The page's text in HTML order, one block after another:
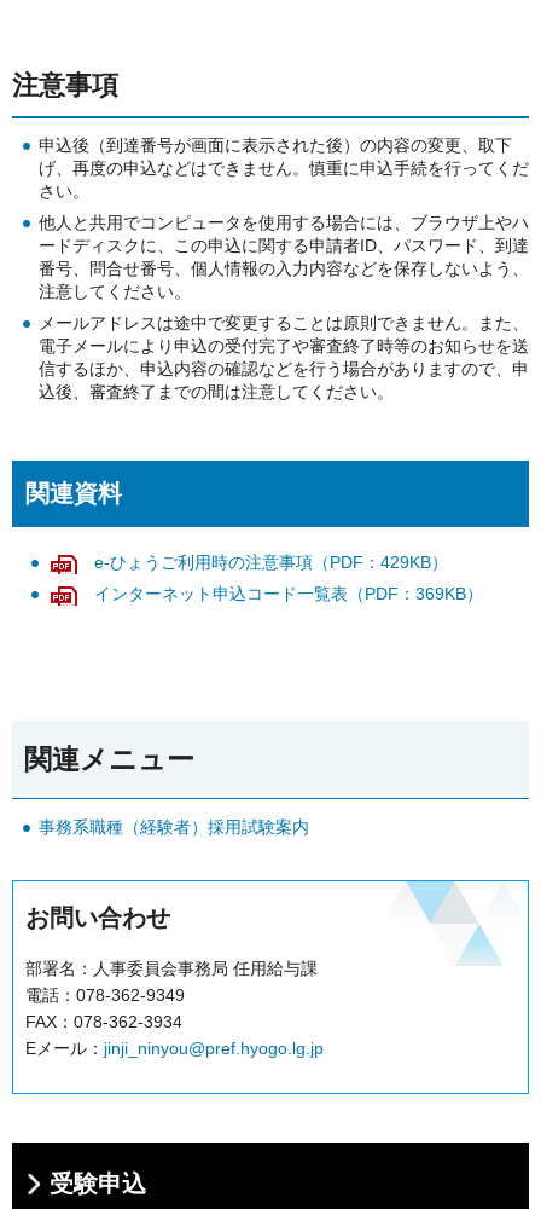
注意事項
申込後（到達番号が画面に表示された後）の内容の変更、取下
げ、再度の申込などはできません。慎重に申込手続を行ってくだ
さい。
他人と共用でコンピュータを使用する場合には、ブラウザ上やハ
ードディスクに、この申込に関する申請者ID、パスワード、到達
番号、問合せ番号、個人情報の入力内容などを保存しないよう、
注意してください。
メールアドレスは途中で変更することは原則できません。また、
電子メールにより申込の受付完了や審査終了時等のお知らせを送
信するほか、申込内容の確認などを行う場合がありますので、申
込後、審査終了までの間は注意してください。
関連資料
e-ひょうご利用時の注意事項（PDF：429KB）
インターネット申込コード一覧表（PDF：369KB）
関連メニュー
事務系職種（経験者）採用試験案内
お問い合わせ
部署名：人事委員会事務局 任用給与課
電話：078-362-9349
FAX：078-362-3934
Eメール： jinji_ninyou@pref.hyogo.lg.jp
受験申込